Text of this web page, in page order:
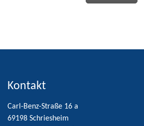
Kontakt
Carl-Benz-Straße 16 a
69198 Schriesheim